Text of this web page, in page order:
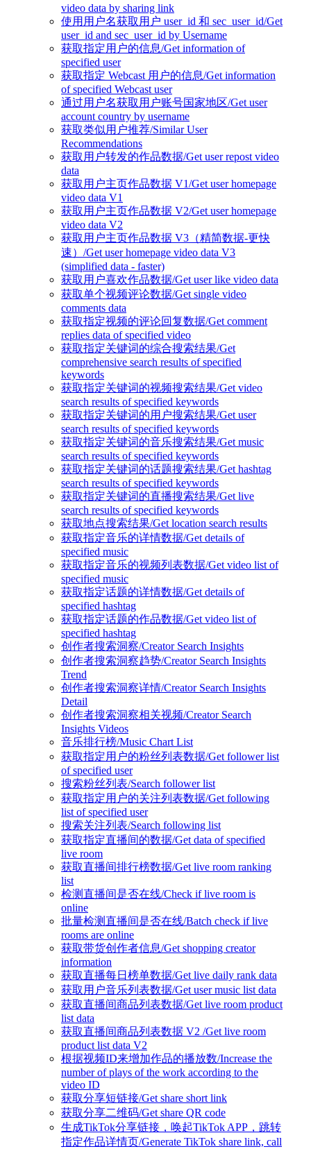
video data by sharing link
使用用户名获取用户 user_id 和 sec_user_id/Get
user_id and sec_user_id by Username
获取指定用户的信息/Get information of
specified user
获取指定 Webcast 用户的信息/Get information
of specified Webcast user
通过用户名获取用户账号国家地区/Get user
account country by username
获取类似用户推荐/Similar User
Recommendations
获取用户转发的作品数据/Get user repost video
data
获取用户主页作品数据 V1/Get user homepage
video data V1
获取用户主页作品数据 V2/Get user homepage
video data V2
获取用户主页作品数据 V3（精简数据-更快
速）/Get user homepage video data V3
(simplified data - faster)
获取用户喜欢作品数据/Get user like video data
获取单个视频评论数据/Get single video
comments data
获取指定视频的评论回复数据/Get comment
replies data of specified video
获取指定关键词的综合搜索结果/Get
comprehensive search results of specified
keywords
获取指定关键词的视频搜索结果/Get video
search results of specified keywords
获取指定关键词的用户搜索结果/Get user
search results of specified keywords
获取指定关键词的音乐搜索结果/Get music
search results of specified keywords
获取指定关键词的话题搜索结果/Get hashtag
search results of specified keywords
获取指定关键词的直播搜索结果/Get live
search results of specified keywords
获取地点搜索结果/Get location search results
获取指定音乐的详情数据/Get details of
specified music
获取指定音乐的视频列表数据/Get video list of
specified music
获取指定话题的详情数据/Get details of
specified hashtag
获取指定话题的作品数据/Get video list of
specified hashtag
创作者搜索洞察/Creator Search Insights
创作者搜索洞察趋势/Creator Search Insights
Trend
创作者搜索洞察详情/Creator Search Insights
Detail
创作者搜索洞察相关视频/Creator Search
Insights Videos
音乐排行榜/Music Chart List
获取指定用户的粉丝列表数据/Get follower list
of specified user
搜索粉丝列表/Search follower list
获取指定用户的关注列表数据/Get following
list of specified user
搜索关注列表/Search following list
获取指定直播间的数据/Get data of specified
live room
获取直播间排行榜数据/Get live room ranking
list
检测直播间是否在线/Check if live room is
online
批量检测直播间是否在线/Batch check if live
rooms are online
获取带货创作者信息/Get shopping creator
information
获取直播每日榜单数据/Get live daily rank data
获取用户音乐列表数据/Get user music list data
获取直播间商品列表数据/Get live room product
list data
获取直播间商品列表数据 V2 /Get live room
product list data V2
根据视频ID来增加作品的播放数/Increase the
number of plays of the work according to the
video ID
获取分享短链接/Get share short link
获取分享二维码/Get share QR code
生成TikTok分享链接，唤起TikTok APP，跳转
指定作品详情页/Generate TikTok share link, call